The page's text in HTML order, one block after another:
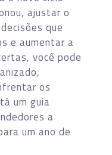
ajustar o
que
e aumentar a
você pode
os
um guia
a
um ano de